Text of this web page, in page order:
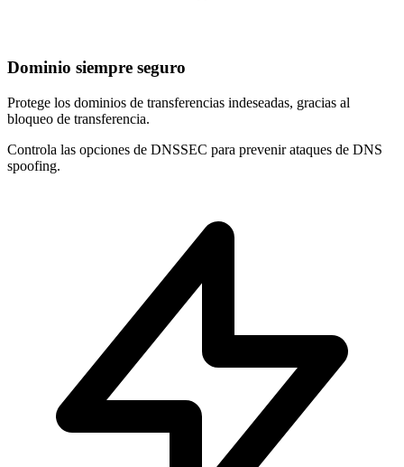
Dominio siempre seguro
Protege los dominios de transferencias indeseadas, gracias al
bloqueo de transferencia.
Controla las opciones de DNSSEC para prevenir ataques de DNS
spoofing.